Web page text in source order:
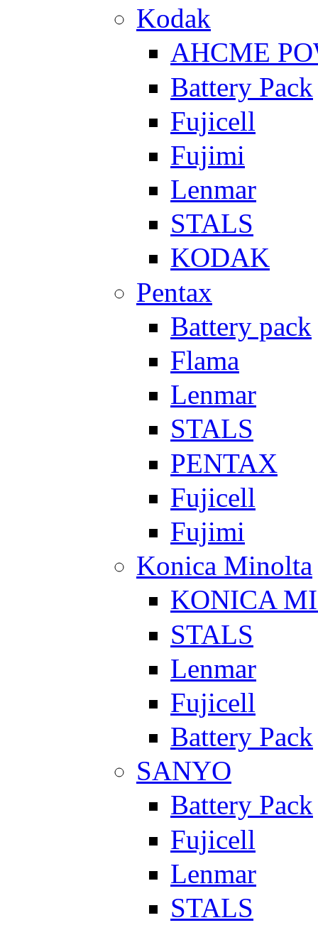
Kodak
AHCME
Battery Pack
Fujicell
Fujimi
Lenmar
STALS
KODAK
Pentax
Battery pack
Flama
Lenmar
STALS
PENTAX
Fujicell
Fujimi
Konica Minolta
KONICA
STALS
Lenmar
Fujicell
Battery Pack
SANYO
Battery Pack
Fujicell
Lenmar
STALS